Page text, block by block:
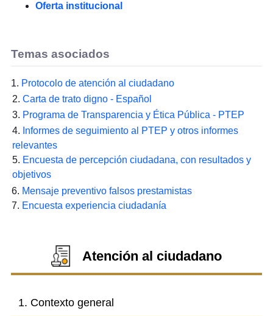
Oferta institucional
Temas asociados
1. Protocolo de atención al ciudadano
2. Carta de trato digno - Español
3. Programa de Transparencia y Ética Pública - PTEP
4. Informes de seguimiento al PTEP y otros informes
relevantes
5. Encuesta de percepción ciudadana, con resultados y
objetivos
6. Mensaje preventivo falsos prestamistas
7. Encuesta experiencia ciudadanía
Atención al ciudadano
1. Contexto general